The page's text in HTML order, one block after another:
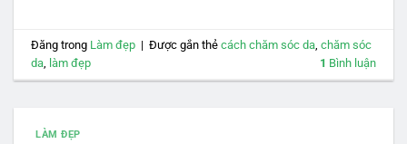
Đăng trong Làm đẹp | Được gắn thẻcách chăm sóc da ,chăm sóc
da làm đẹp 1 Bình luận
LÀM ĐẸP